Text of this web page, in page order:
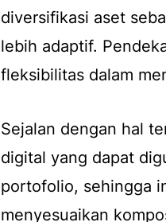
diversifikasi aset
lebih adaptif.
fleksibilitas dalam
Sejalan dengan hal
digital yang dapat
portofolio, sehingga
menyesuaikan